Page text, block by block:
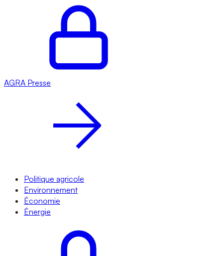
AGRA Presse
Politique agricole
Environnement
Économie
Énergie